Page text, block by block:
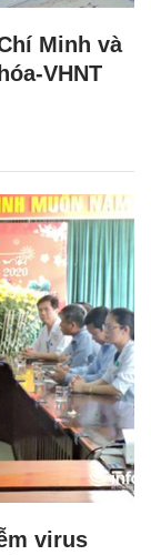
Minh và
VHNT
virus